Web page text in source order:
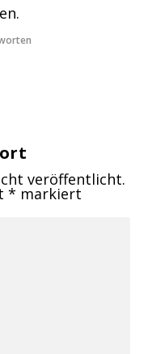
veröffentlicht.
* markiert